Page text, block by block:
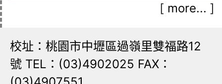
[ more... ]
校址：桃園市中壢區過嶺里雙福路12
號 TEL：(03)4902025 FAX：